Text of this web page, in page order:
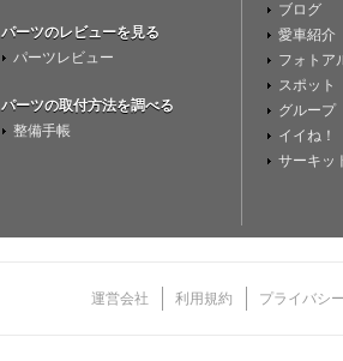
パーツのレビューを見る
パーツレビュー
パーツの取付方法を調べる
整備手帳
ブログ
愛車紹介
フォトア
スポット
グループ
イイね！
サーキッ
運営会社 利用規約 プライバシ